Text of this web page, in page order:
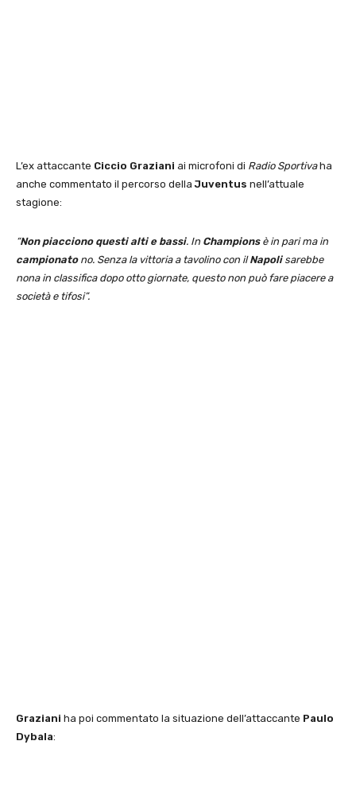
L’ex attaccante Ciccio Graziani ai microfoni di Radio Sportivaha
anche commentato il percorso dellaJuventus nell’attuale
stagione:
“Non piacciono questi alti e bassi. In Championsè in pari ma in
campionatono. Senza la vittoria a tavolino con ilNapolisarebbe
nona in classifica dopo otto giornate, questo non può fare piacere a
società e tifosi”.
Graziani ha poi commentato la situazione dell’attaccante Paulo
Dybala: